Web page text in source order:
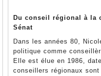
Du conseil régional à la
Sénat
Dans les années 80,
politique comme
Elle est élue en 1986,
conseillers régionaux